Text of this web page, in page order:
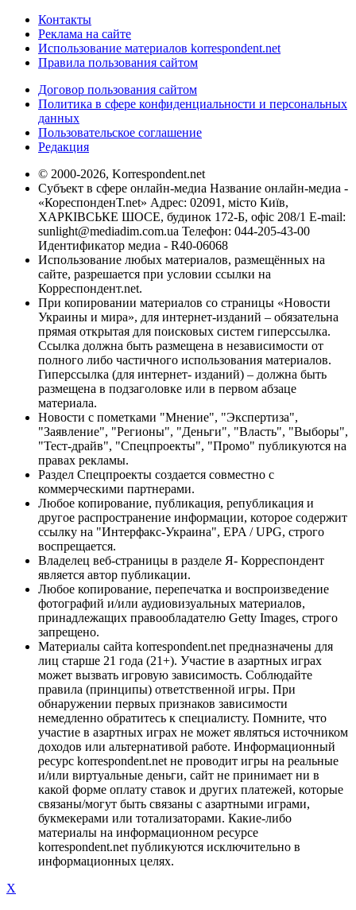
Контакты
Реклама на сайте
Использование материалов korrespondent.net
Правила пользования сайтом
Договор пользования сайтом
Политика в сфере конфиденциальности и персональных
данных
Пользовательское соглашение
Редакция
© 2000-2026, Korrespondent.net
Субъект в сфере онлайн-медиа Название онлайн-медиа -
«КореспонденТ.net» Адрес: 02091, місто Київ,
ХАРКІВСЬКЕ ШОСЕ, будинок 172-Б, офіс 208/1 E-mail:
sunlight@mediadim.com.ua Телефон: 044-205-43-00
Идентификатор медиа - R40-06068
Использование любых материалов, размещённых на
сайте, разрешается при условии ссылки на
Корреспондент.net.
При копировании материалов со страницы «Новости
Украины и мира», для интернет-изданий – обязательна
прямая открытая для поисковых систем гиперссылка.
Ссылка должна быть размещена в независимости от
полного либо частичного использования материалов.
Гиперссылка (для интернет- изданий) – должна быть
размещена в подзаголовке или в первом абзаце
материала.
Новости с пометками "Мнение", "Экспертиза",
"Заявление", "Регионы", "Деньги", "Власть", "Выборы",
"Тест-драйв", "Спецпроекты", "Промо" публикуются на
правах рекламы.
Раздел Спецпроекты создается совместно с
коммерческими партнерами.
Любое копирование, публикация, републикация и
другое распространение информации, которое содержит
ссылку на "Интерфакс-Украина", EPA / UPG, строго
воспрещается.
Владелец веб-страницы в разделе Я- Корреспондент
является автор публикации.
Любое копирование, перепечатка и воспроизведение
фотографий и/или аудиовизуальных материалов,
принадлежащих правообладателю Getty Images, строго
запрещено.
Материалы сайта korrespondent.net предназначены для
лиц старше 21 года (21+). Участие в азартных играх
может вызвать игровую зависимость. Соблюдайте
правила (принципы) ответственной игры. При
обнаружении первых признаков зависимости
немедленно обратитесь к специалисту. Помните, что
участие в азартных играх не может являться источником
доходов или альтернативой работе. Информационный
ресурс korrespondent.net не проводит игры на реальные
и/или виртуальные деньги, сайт не принимает ни в
какой форме оплату ставок и других платежей, которые
связаны/могут быть связаны с азартными играми,
букмекерами или тотализаторами. Какие-либо
материалы на информационном ресурсе
korrespondent.net публикуются исключительно в
информационных целях.
X